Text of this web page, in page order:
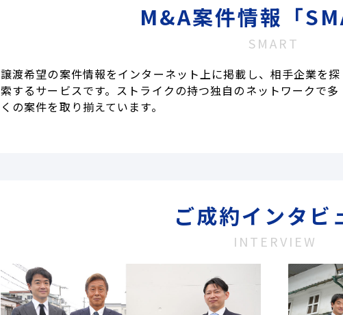
M&A案件情報「
SMART
譲渡希望の案件情報をインターネット上に掲載し、相手企業を探
索するサービスです。ストライクの持つ独自のネットワークで多
くの案件を取り揃えています。
ご成約インタビ
INTERVIEW